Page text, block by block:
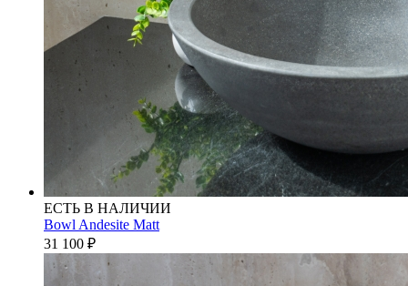
ЕСТЬ В НАЛИЧИИ
Bowl Andesite Matt
31 100 ₽